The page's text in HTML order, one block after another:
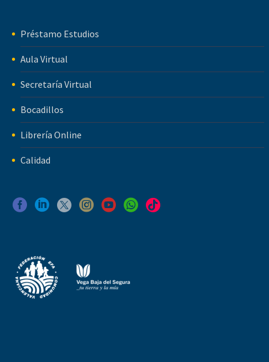
Préstamo Estudios
Aula Virtual
Secretaría Virtual
Bocadillos
Librería Online
Calidad